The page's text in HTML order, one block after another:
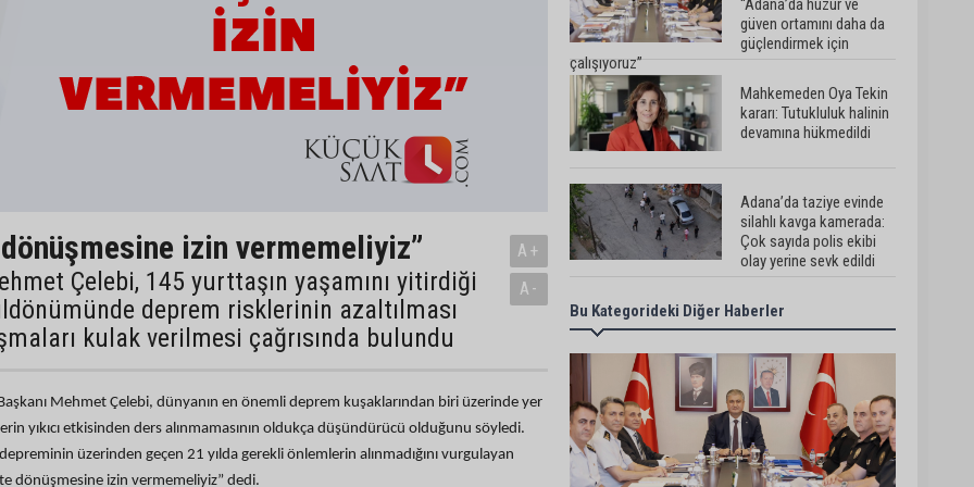
izin vermemeliyiz”
Çelebi, 145 yurttaşın yaşamını yitirdiği
deprem risklerinin azaltılması
kulak verilmesi çağrısında bulundu
A+
A-
Mehmet Çelebi, dünyanın en önemli deprem kuşaklarından biri üzerinde yer
yıkıcı etkisinden ders alınmamasının oldukça düşündürücü olduğunu söyledi.
üzerinden geçen 21 yılda gerekli önlemlerin alınmadığını vurgulayan
dönüşmesine izin vermemeliyiz” dedi.
“Adana’da huzur ve
güven ortamını daha da
güçlendirmek için
çalışıyoruz”
Mahkemeden Oya Tekin
kararı: Tutukluluk halinin
devamına hükmedildi
Adana’da taziye evinde
silahlı kavga kamerada:
Çok sayıda polis ekibi
olay yerine sevk edildi
Adana’da parktaki OED
cihazını çalan şüpheli
tutuklandı
Seyhan’da fırın ve
pastanelere hijyen
denetimi gerçekleştirildi
Bu Kategorideki Diğer Haberler